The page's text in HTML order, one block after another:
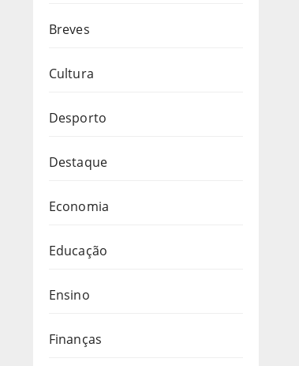
Breves
Cultura
Desporto
Destaque
Economia
Educação
Ensino
Finanças